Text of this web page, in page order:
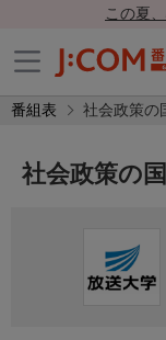
この夏
番組表 社会政策の
社会政策の